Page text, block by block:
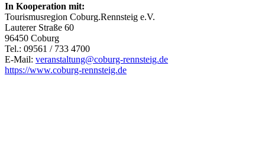
In Kooperation mit:
Tourismusregion Coburg.Rennsteig e.V.
Lauterer Straße 60
96450 Coburg
Tel.: 09561 / 733 4700
E-Mail: veranstaltung@coburg-rennsteig.de
https://www.coburg-rennsteig.de